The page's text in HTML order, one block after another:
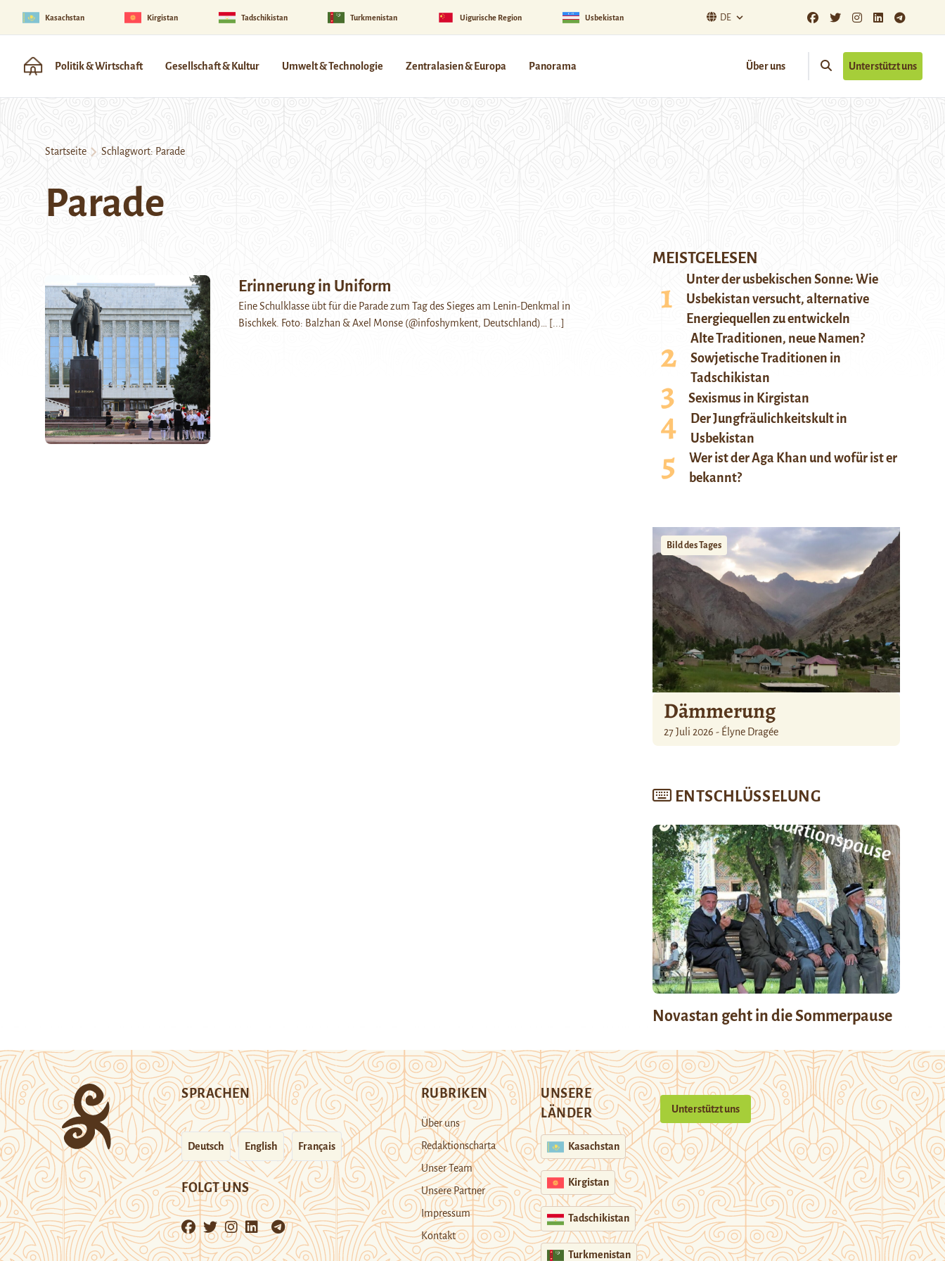
Kasachstan Kirgistan Tadschikistan Turkmenistan Uigurische Region Usbekistan DE
Politik & Wirtschaft Gesellschaft & Kultur Umwelt & Technologie Zentralasien & Europa Panorama Über uns Unterstützt uns
Startseite Schlagwort: Parade
Parade
Erinnerung in Uniform
Eine Schulklasse übt für die Parade zum Tag des Sieges am Lenin-Denkmal in
Bischkek. Foto: Balzhan & Axel Monse (@infoshymkent, Deutschland)…
[...]
MEISTGELESEN
Unter der usbekischen Sonne: Wie
Usbekistan versucht, alternative
Energiequellen zu entwickeln
Alte Traditionen, neue Namen?
Sowjetische Traditionen in
Tadschikistan
Sexismus in Kirgistan
Der Jungfräulichkeitskult in
Usbekistan
Wer ist der Aga Khan und wofür ist er
bekannt?
Bild des Tages
Dämmerung
27 Juli 2026 - Élyne Dragée
ENTSCHLÜSSELUNG
Novastan geht in die Sommerpause
SPRACHEN
Deutsch English Français
FOLGT UNS
RUBRIKEN
Über uns
Redaktionscharta
Unser Team
Unsere Partner
Impressum
Kontakt
UNSERE
LÄNDER
Kasachstan
Kirgistan
Tadschikistan
Turkmenistan
Unterstützt uns